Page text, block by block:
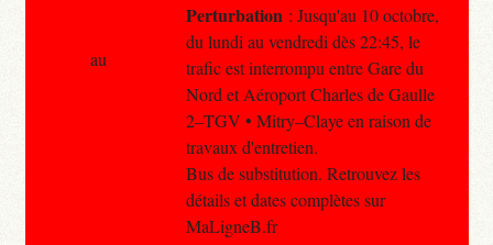
Perturbation : Jusqu'au 10 octobre,
du lundi au vendredi dès 22:45, le
trafic est interrompu entre Gare du
Nord et Aéroport Charles de Gaulle
2–TGV • Mitry–Claye en raison de
travaux d'entretien.
Bus de substitution. Retrouvez les
détails et dates complètes sur
MaLigneB.fr
au